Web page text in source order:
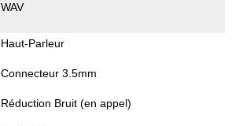
WAV
Haut-Parleur
Connecteur 3.5mm
Réduction Bruit (en appel)